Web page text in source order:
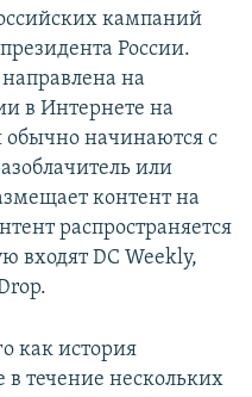
кампаний
России.
на
в Интернете на
начинаются с
или
контент на
распространяется
входят DC Weekly,
как история
в течение нескольких